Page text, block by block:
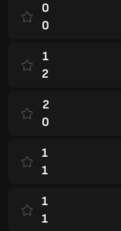
0
0
1
2
2
0
1
1
1
1